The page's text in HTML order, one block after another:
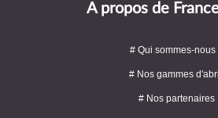
A propos de
# Qui sommes-nous
# Nos gammes
# Nos partenaires